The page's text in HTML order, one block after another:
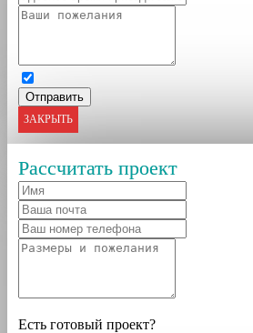
ЗАКРЫТЬ
Рассчитать проект
Есть готовый проект?